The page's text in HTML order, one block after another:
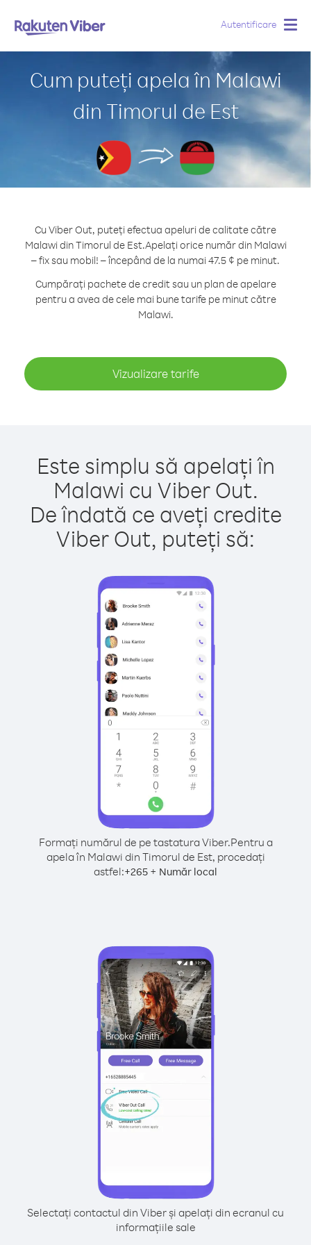
Autentificare
Cum puteți apela în Malawi
din Timorul de Est
Cu Viber Out, puteți efectua apeluri de calitate către
Malawi din Timorul de Est.Apelați orice număr din Malawi
– fix sau mobil! – începând de la numai 47.5 ¢ pe minut.
Cumpărați pachete de credit sau un plan de apelare
pentru a avea de cele mai bune tarife pe minut către
Malawi.
Vizualizare tarife
Este simplu să apelați în
Malawi cu Viber Out.
De îndată ce aveți credite
Viber Out, puteți să:
Formați numărul de pe tastatura Viber.Pentru a
apela în Malawi din Timorul de Est, procedați
astfel:+265 + Număr local
Selectați contactul din Viber și apelați din ecranul cu
informațiile sale